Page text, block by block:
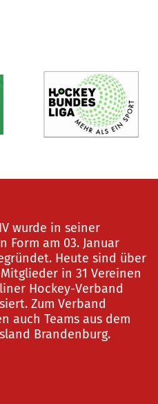
wurde in seiner
Form am 03. Januar
Heute sind über
Mitglieder in 31 Vereinen
Hockey-Verband
Zum Verband
auch Teams aus dem
Brandenburg.